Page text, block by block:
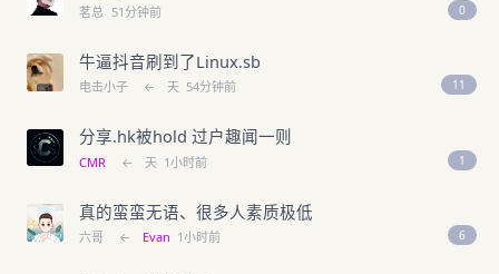
茗总 51分钟前 0
牛逼抖音刷到了Linux.sb
电击小子 ← 天 54分钟前 11
分享.hk被hold 过户趣闻一则
CMR ← 天 1小时前 1
真的蛮蛮无语、很多人素质极低
六哥 ← Evan 1小时前 6